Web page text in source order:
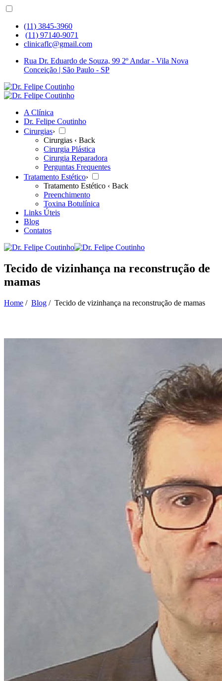
(11) 3845-3960
(11) 97140-9071
clinicaflc@gmail.com
Rua Dr. Eduardo de Souza, 99 2º Andar - Vila Nova
Conceição | São Paulo - SP
A Clínica
Dr. Felipe Coutinho
Cirurgias›
Cirurgias ‹ Back
Cirurgia Plástica
Cirurgia Reparadora
Perguntas Frequentes
Tratamento Estético›
Tratamento Estético ‹ Back
Preenchimento
Toxina Botulínica
Links Úteis
Blog
Contatos
Tecido de vizinhança na reconstrução de
mamas
Home / Blog / Tecido de vizinhança na reconstrução de mamas